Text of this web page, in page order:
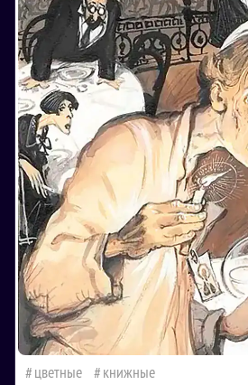
цветные книжные